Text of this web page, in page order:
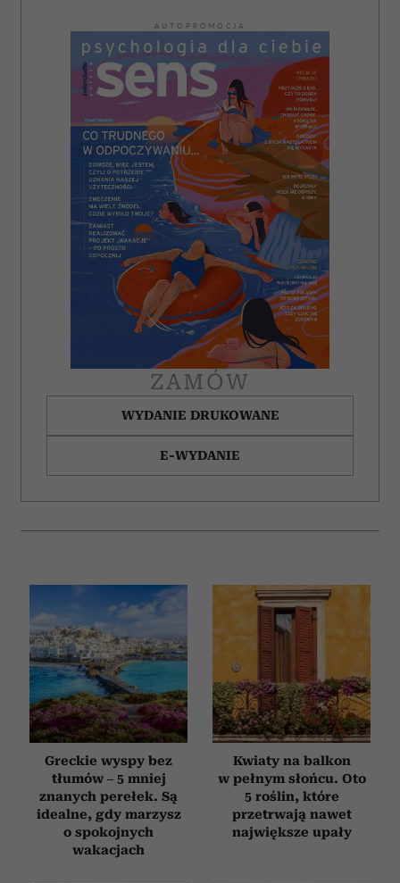
AUTOPROMOCJA
ZAMÓW
WYDANIE DRUKOWANE
E-WYDANIE
Greckie wyspy bez
tłumów – 5 mniej
znanych perełek. Są
idealne, gdy marzysz
o spokojnych
wakacjach
Kwiaty na balkon
w pełnym słońcu. Oto
5 roślin, które
przetrwają nawet
największe upały